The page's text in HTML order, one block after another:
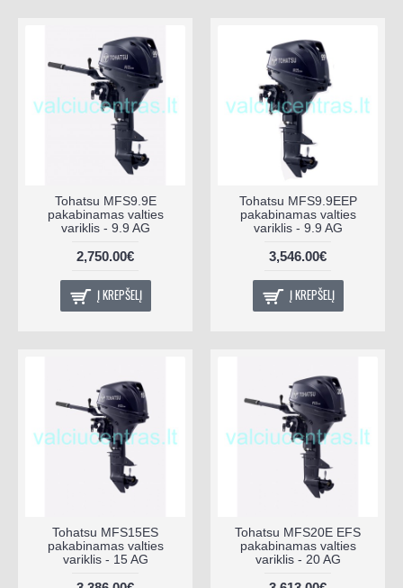
Tohatsu MFS9.9E
pakabinamas valties
variklis - 9.9 AG
2,750.00€
Į KREPŠELĮ
Tohatsu MFS9.9EEP
pakabinamas valties
variklis - 9.9 AG
3,546.00€
Į KREPŠELĮ
Tohatsu MFS15ES
pakabinamas valties
variklis - 15 AG
Tohatsu MFS20E EFS
pakabinamas valties
variklis - 20 AG